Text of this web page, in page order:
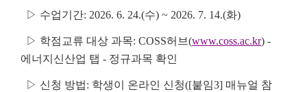
▷ 수업기간: 2026. 6. 24.(수) ~ 2026. 7. 14.(화)
▷ 학점교류 대상 과목: COSS허브(www.coss.ac.kr) -
에너지신산업 탭 - 정규과목 확인
▷ 신청 방법: 학생이 온라인 신청([붙임3] 매뉴얼 참